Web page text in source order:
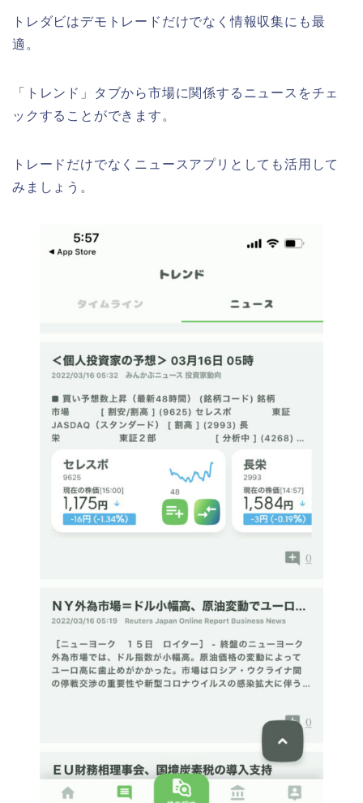
トレダビはデモトレードだけでなく情報収集にも最
適。
「トレンド」タブから市場に関係するニュースをチェ
ックすることができます。
トレードだけでなくニュースアプリとしても活用して
みましょう。